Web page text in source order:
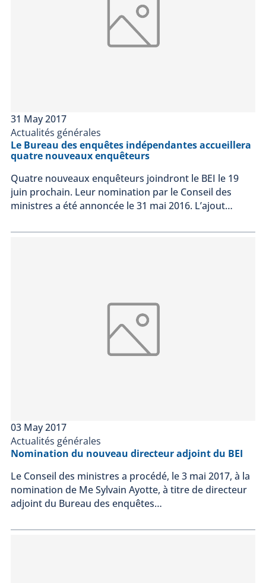
31 May 2017
Actualités générales
Le Bureau des enquêtes indépendantes accueillera
quatre nouveaux enquêteurs
Quatre nouveaux enquêteurs joindront le BEI le 19
juin prochain. Leur nomination par le Conseil des
ministres a été annoncée le 31 mai 2016. L’ajout…
03 May 2017
Actualités générales
Nomination du nouveau directeur adjoint du BEI
Le Conseil des ministres a procédé, le 3 mai 2017, à la
nomination de Me Sylvain Ayotte, à titre de directeur
adjoint du Bureau des enquêtes…